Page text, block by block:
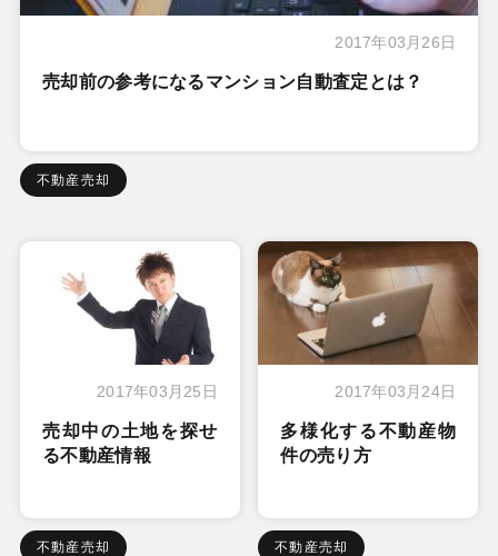
2017年03月26日
売却前の参考になるマンション自動査定とは？
不動産売却
2017年03月25日
売却中の土地を探せ
る不動産情報
不動産売却
2017年03月24日
多様化する不動産物
件の売り方
不動産売却